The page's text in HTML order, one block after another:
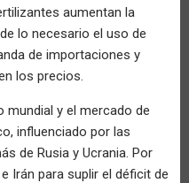
aumentan la
lo necesario el uso de
de importaciones y
los precios.
mundial y el mercado de
influenciado por las
de Rusia y Ucrania. Por
Irán para suplir el déficit de